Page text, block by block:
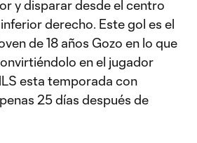
y disparar desde el centro
derecho. Este gol es el
de 18 años Gozo en lo que
en el jugador
esta temporada con
25 días después de